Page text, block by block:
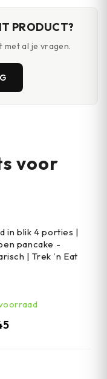
PRODUCT?
al je vragen.
voor
in blik 4 porties |
pancake -
| Trek 'n Eat